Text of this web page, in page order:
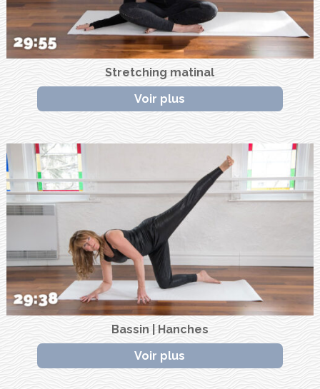
Stretching matinal
Voir plus
Bassin | Hanches
Voir plus